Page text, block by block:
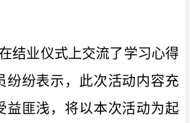
结业仪式上交流了学习心得
纷纷表示，此次活动内容充
益匪浅，将以本次活动为起